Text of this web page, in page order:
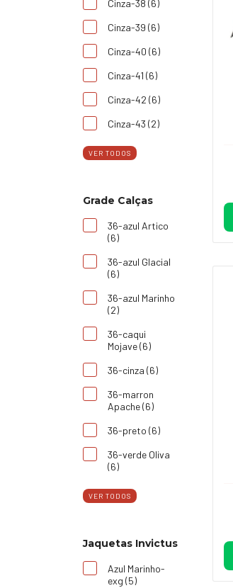
Cinza-38 (6)
Cinza-39 (6)
Cinza-40 (6)
Cinza-41 (6)
Cinza-42 (6)
Cinza-43 (2)
VER TODOS
Grade Calças
36-azul Artico
(6)
36-azul Glacial
(6)
36-azul Marinho
(2)
36-caqui
Mojave (6)
36-cinza (6)
36-marron
Apache (6)
36-preto (6)
36-verde Oliva
(6)
VER TODOS
Jaquetas Invictus
Azul Marinho-
exg (5)